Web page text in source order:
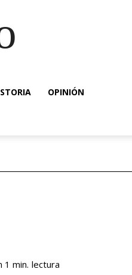
OPINIÓN
1 min. lectura